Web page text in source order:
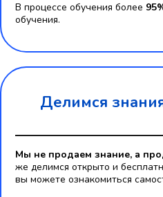
В процессе обучения более
обучения.
Делимся
Мы не продаем знание, а
же делимся открыто и
вы можете ознакомиться